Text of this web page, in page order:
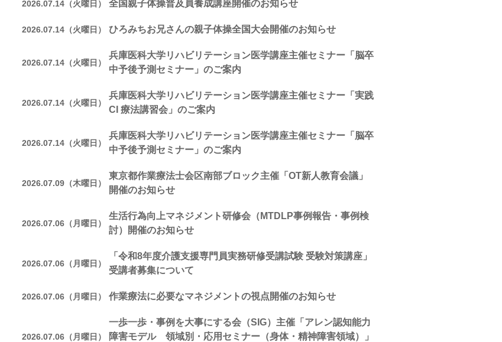
2026.07.14（火曜日） 全国親子体操普及員養成講座開催のお知らせ
2026.07.14（火曜日） ひろみちお兄さんの親子体操全国大会開催のお知らせ
2026.07.14（火曜日）
兵庫医科大学リハビリテーション医学講座主催セミナー「脳卒
中予後予測セミナー」のご案内
2026.07.14（火曜日）
兵庫医科大学リハビリテーション医学講座主催セミナー「実践
CI 療法講習会」のご案内
2026.07.14（火曜日）
兵庫医科大学リハビリテーション医学講座主催セミナー「脳卒
中予後予測セミナー」のご案内
2026.07.09（木曜日）
東京都作業療法士会区南部ブロック主催「OT新人教育会議」
開催のお知らせ
2026.07.06（月曜日）
生活行為向上マネジメント研修会（MTDLP事例報告・事例検
討）開催のお知らせ
2026.07.06（月曜日）
「令和8年度介護支援専門員実務研修受講試験 受験対策講座」
受講者募集について
2026.07.06（月曜日） 作業療法に必要なマネジメントの視点開催のお知らせ
2026.07.06（月曜日）
一歩一歩・事例を大事にする会（SIG）主催「アレン認知能力
障害モデル 領域別・応用セミナー（身体・精神障害領域）」